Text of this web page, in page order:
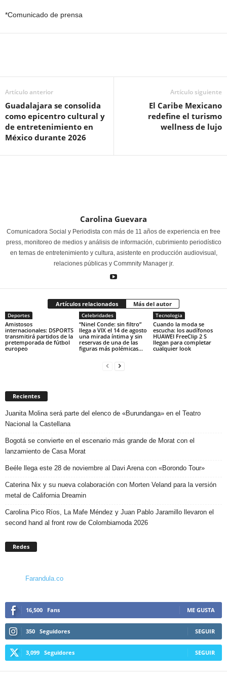
*Comunicado de prensa
Artículo anterior
Guadalajara se consolida
como epicentro cultural y
de entretenimiento en
México durante 2026
Artículo siguiente
El Caribe Mexicano
redefine el turismo
wellness de lujo
Carolina Guevara
Comunicadora Social y Periodista con más de 11 años de experiencia en free
press, monitoreo de medios y análisis de información, cubrimiento periodístico
en temas de entretenimiento y cultura, asistente en producción audiovisual,
relaciones públicas y Commnity Manager jr.
Artículos relacionados Más del autor
Deportes
Amistosos
internacionales: DSPORTS
transmitirá partidos de la
pretemporada de fútbol
europeo
Celebridades
“Ninel Conde: sin filtro”
llega a VIX el 14 de agosto
una mirada íntima y sin
reservas de una de las
figuras más polémicas...
Tecnologia
Cuando la moda se
escucha: los audífonos
HUAWEI FreeClip 2 S
llegan para completar
cualquier look
Recientes
Juanita Molina será parte del elenco de «Burundanga» en el Teatro
Nacional la Castellana
Bogotá se convierte en el escenario más grande de Morat con el
lanzamiento de Casa Morat
Beéle llega este 28 de noviembre al Davi Arena con «Borondo Tour»
Caterina Nix y su nueva colaboración con Morten Veland para la versión
metal de California Dreamin
Carolina Pico Ríos, La Mafe Méndez y Juan Pablo Jaramillo llevaron el
second hand al front row de Colombiamoda 2026
Redes
Farandula.co
16,500 Fans ME GUSTA
350 Seguidores SEGUIR
3,099 Seguidores SEGUIR